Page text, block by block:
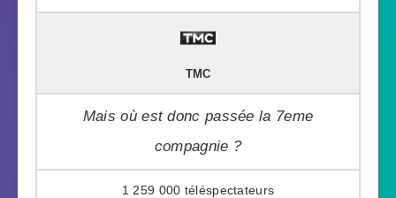
TMC
Mais où est donc passée la 7eme
compagnie ?
1 259 000